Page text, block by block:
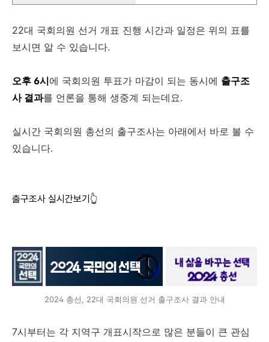
22대 국회의원 선거 개표 진행 시간과 일정은 위의 표를
보시면 알 수 있습니다.
오후 6시에 국회의원 투표가 마감이 되는 동시에 출구조
사 결과를 언론을 통해 생중계 되는데요.
실시간 국회의원 총선의 출구조사는 아래에서 바로 볼 수
있습니다.
출구조사 실시간보기👆
2024 총선, 22대 국회의원 선거 출구조사 결과 안내
7시부터는 각 지역구 개표시작으로 많은 분들이 큰 관심